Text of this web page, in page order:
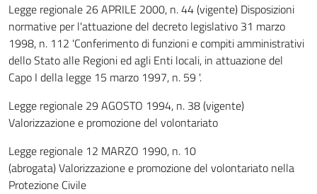
Legge regionale 26 APRILE 2000, n. 44 (vigente) Disposizioni
normative per l'attuazione del decreto legislativo 31 marzo
1998, n. 112 'Conferimento di funzioni e compiti amministrativi
dello Stato alle Regioni ed agli Enti locali, in attuazione del
Capo I della legge 15 marzo 1997, n. 59 '.
Legge regionale 29 AGOSTO 1994, n. 38 (vigente)
Valorizzazione e promozione del volontariato
Legge regionale 12 MARZO 1990, n. 10
(abrogata) Valorizzazione e promozione del volontariato nella
Protezione Civile